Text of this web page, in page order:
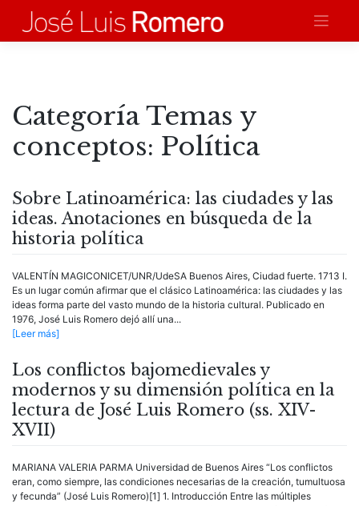
contenido
Categoría Temas y
conceptos: Política
Sobre Latinoamérica: las ciudades y las
ideas. Anotaciones en búsqueda de la
historia política
VALENTÍN MAGICONICET/UNR/UdeSA Buenos Aires, Ciudad fuerte. 1713 I.
Es un lugar común afirmar que el clásico Latinoamérica: las ciudades y las
ideas forma parte del vasto mundo de la historia cultural. Publicado en
1976, José Luis Romero dejó allí una...
[Leer más]
Los conflictos bajomedievales y
modernos y su dimensión política en la
lectura de José Luis Romero (ss. XIV-
XVII)
MARIANA VALERIA PARMA Universidad de Buenos Aires “Los conflictos
eran, como siempre, las condiciones necesarias de la creación, tumultuosa
y fecunda” (José Luis Romero)[1] 1. Introducción Entre las múltiples